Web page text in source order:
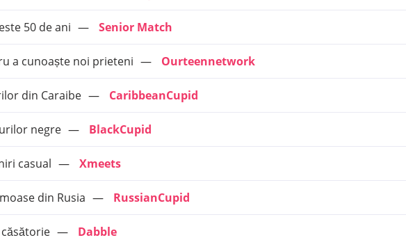
50 de ani Senior Match
a cunoaște noi prieteni Ourteennetwork
din Caraibe CaribbeanCupid
negre BlackCupid
casual Xmeets
din Rusia RussianCupid
Dabble